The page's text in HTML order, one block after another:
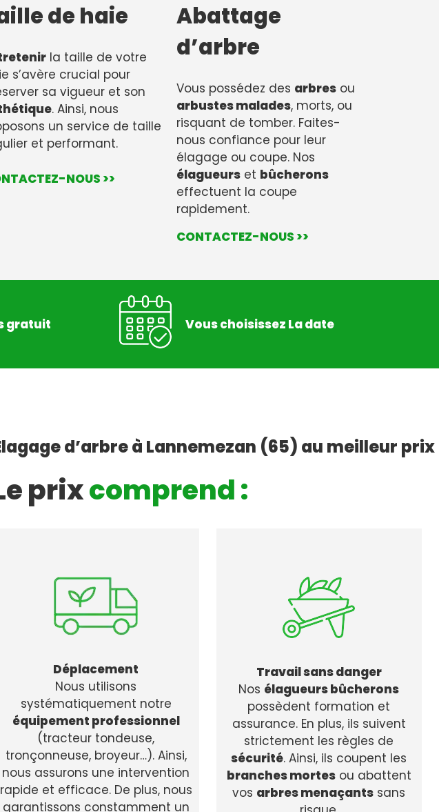
de haie
la taille de votre
s’avère crucial pour
sa vigueur et son
. Ainsi, nous
un service de taille
et performant.
NOUS >>
Abattage
d’arbre
Vous possédez des arbres ou
arbustes malades, morts, ou
risquant de tomber. Faites-
nous confiance pour leur
élagage ou coupe. Nos
élagueurs et bûcherons
effectuent la coupe
rapidement.
CONTACTEZ-NOUS >>
gratuit Vous choisissez La date
d’arbre à Lannemezan (65) au meilleur prix
prixcomprend :
Déplacement
Nous utilisons
systématiquement notre
équipement professionnel
(tracteur tondeuse,
tronçonneuse, broyeur…). Ainsi,
nous assurons une intervention
rapide et efficace. De plus, nous
garantissons constamment un
Travail sans danger
Nos élagueurs bûcherons
possèdent formation et
assurance. En plus, ils suivent
strictement les règles de
sécurité. Ainsi, ils coupent les
branches mortesou abattent
vos arbres menaçants sans